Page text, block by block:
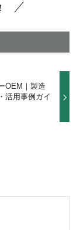
OEM｜製造
活用事例ガイ